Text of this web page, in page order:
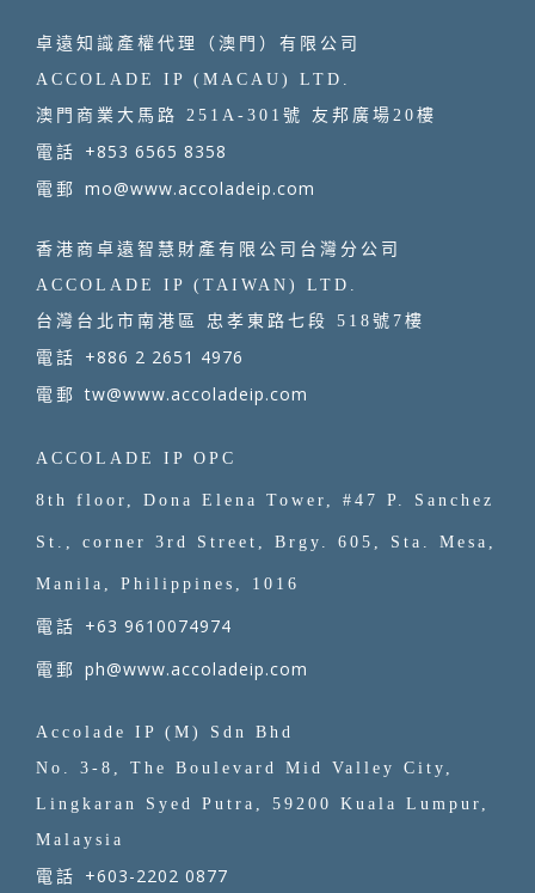
卓遠知識產權代理（澳門）有限公司
ACCOLADE IP (MACAU) LTD.
澳門商業大馬路 251A-301號 友邦廣場20樓
電話 +853 6565 8358
電郵 mo@www.accoladeip.com
香港商卓遠智慧財產有限公司台灣分公司
ACCOLADE IP (TAIWAN) LTD.
台灣台北市南港區 忠孝東路七段 518號7樓
電話 +886 2 2651 4976
電郵tw@www.accoladeip.com
ACCOLADE IP OPC
8th floor, Dona Elena Tower, #47 P. Sanchez
St., corner 3rd Street, Brgy. 605, Sta. Mesa,
Manila, Philippines, 1016
電話 +63 9610074974
電郵 ph@www.accoladeip.com
Accolade IP (M) Sdn Bhd
No. 3-8, The Boulevard Mid Valley City,
Lingkaran Syed Putra, 59200 Kuala Lumpur,
Malaysia
電話 +603-2202 0877